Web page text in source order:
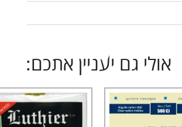
אולי גם יעניין אתכם: